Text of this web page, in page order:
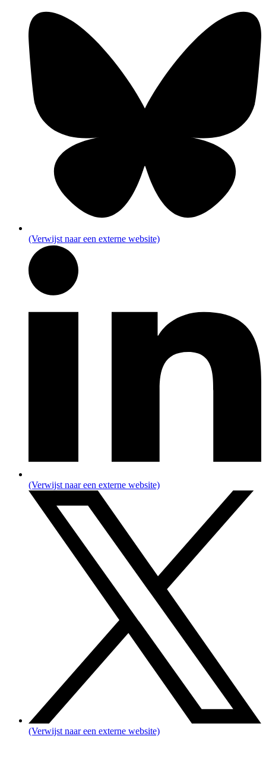
(Verwijst naar een externe website)
(Verwijst naar een externe website)
(Verwijst naar een externe website)